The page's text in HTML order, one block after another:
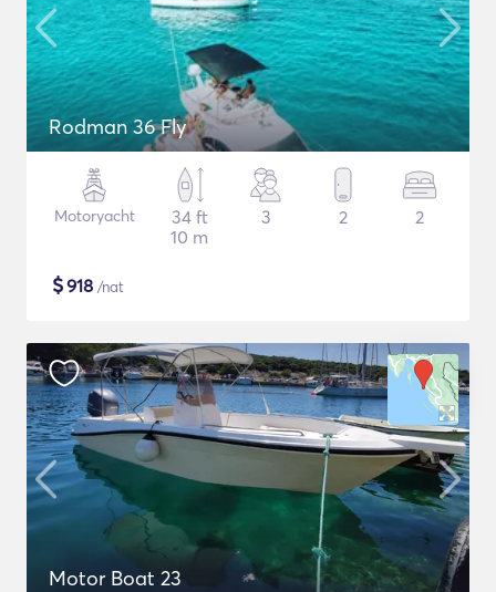
Rodman 36 Fly
Motoryacht
34 ft
10 m
3 2 2
$918 /nat
Motor Boat 23